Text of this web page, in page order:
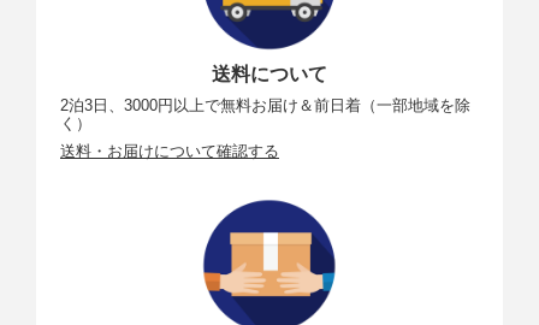
送料について
2泊3日、3000円以上で無料お届け＆前日着（一部地域を除
く）
送料・お届けについて確認する